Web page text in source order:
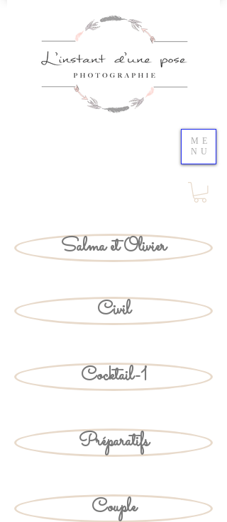
ME
NU
Salma et Olivier
Civil
Cocktail-1
Préparatifs
Couple